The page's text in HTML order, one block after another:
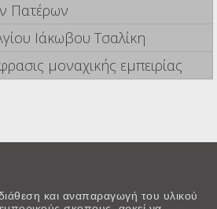
Πατέρων
Ιάκωβου Τσαλίκη
μοναχικής εμπειρίας
και αναπαραγωγή του υλικού